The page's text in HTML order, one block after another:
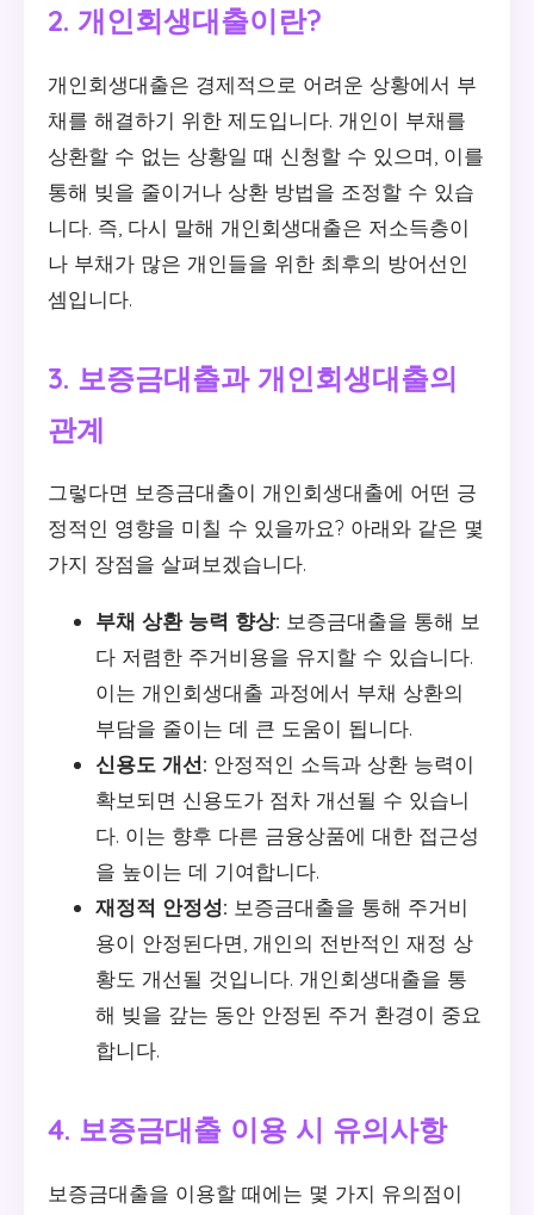
2. 개인회생대출이란?
개인회생대출은 경제적으로 어려운 상황에서 부
채를 해결하기 위한 제도입니다. 개인이 부채를
상환할 수 없는 상황일 때 신청할 수 있으며, 이를
통해 빚을 줄이거나 상환 방법을 조정할 수 있습
니다. 즉, 다시 말해 개인회생대출은 저소득층이
나 부채가 많은 개인들을 위한 최후의 방어선인
셈입니다.
3. 보증금대출과 개인회생대출의
관계
그렇다면 보증금대출이 개인회생대출에 어떤 긍
정적인 영향을 미칠 수 있을까요? 아래와 같은 몇
가지 장점을 살펴보겠습니다.
부채 상환 능력 향상: 보증금대출을 통해 보
다 저렴한 주거비용을 유지할 수 있습니다.
이는 개인회생대출 과정에서 부채 상환의
부담을 줄이는 데 큰 도움이 됩니다.
신용도 개선: 안정적인 소득과 상환 능력이
확보되면 신용도가 점차 개선될 수 있습니
다. 이는 향후 다른 금융상품에 대한 접근성
을 높이는 데 기여합니다.
재정적 안정성: 보증금대출을 통해 주거비
용이 안정된다면, 개인의 전반적인 재정 상
황도 개선될 것입니다. 개인회생대출을 통
해 빚을 갚는 동안 안정된 주거 환경이 중요
합니다.
4. 보증금대출 이용 시 유의사항
보증금대출을 이용할 때에는 몇 가지 유의점이